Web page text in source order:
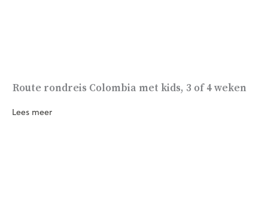
Route rondreis Colombia met kids, 3 of 4 weken
Lees meer